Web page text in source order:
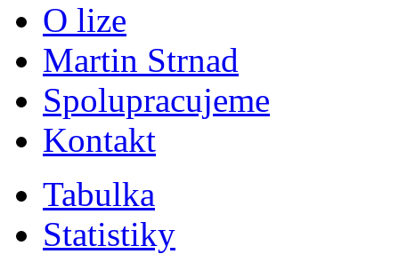
O lize
Martin Strnad
Spolupracujeme
Kontakt
Tabulka
Statistiky